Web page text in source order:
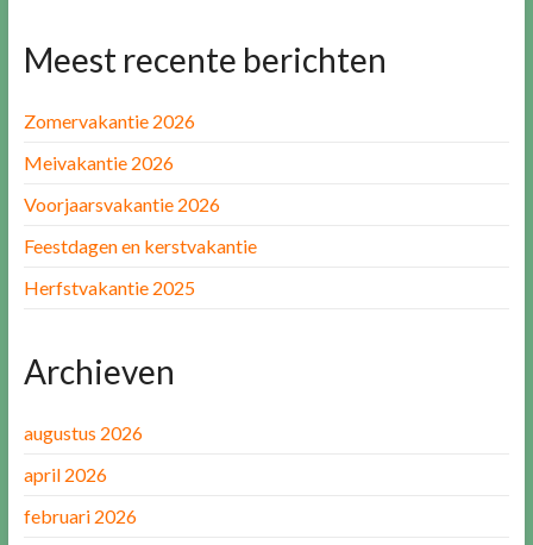
Meest recente berichten
Zomervakantie 2026
Meivakantie 2026
Voorjaarsvakantie 2026
Feestdagen en kerstvakantie
Herfstvakantie 2025
Archieven
augustus 2026
april 2026
februari 2026